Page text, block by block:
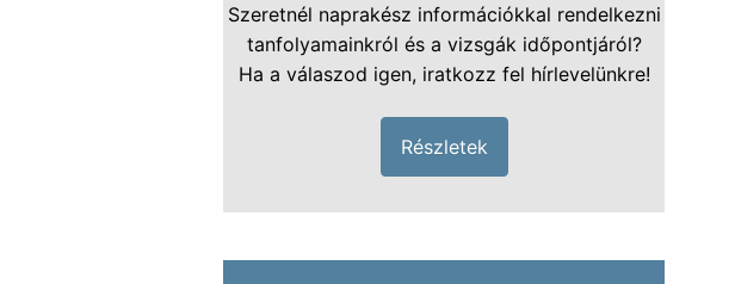
Szeretnél naprakész információkkal rendelkezni
tanfolyamainkról és a vizsgák időpontjáról?
Ha a válaszod igen, iratkozz fel hírlevelünkre!
Részletek